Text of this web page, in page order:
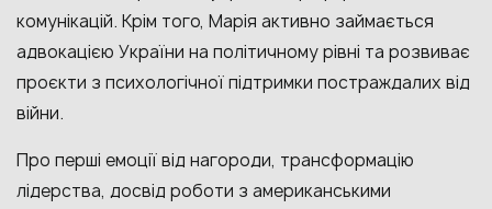
комунікацій. Крім того, Марія активно займається
адвокацією України на політичному рівні та розвиває
проєкти з психологічної підтримки постраждалих від
війни.
Про перші емоції від нагороди, трансформацію
лідерства, досвід роботи з американськими